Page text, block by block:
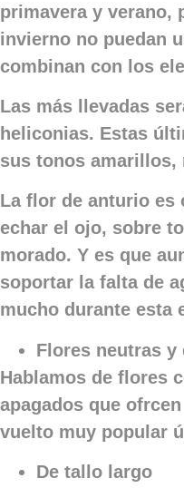
primavera y verano,
invierno no puedan
combinan con los
Las más llevadas
heliconias. Estas
sus tonos amarillos,
La flor de anturio es
echar el ojo, sobre
morado. Y es que
soportar la falta de
mucho durante esta
Flores neutras
Hablamos de flores
apagados que
vuelto muy popular
De tallo largo